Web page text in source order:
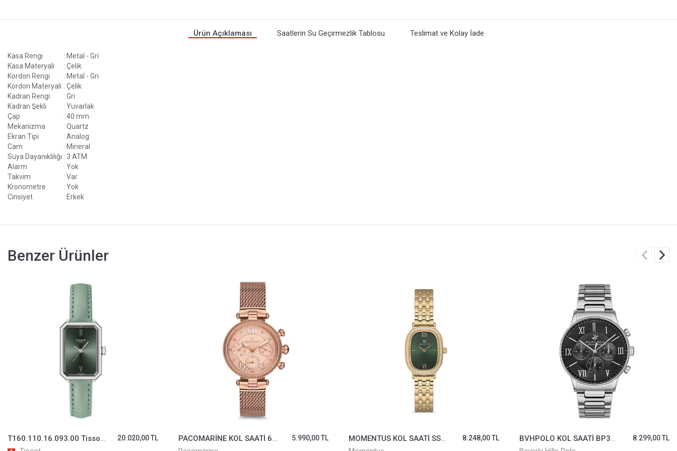
Ürün Açıklaması Saatlerin Su Geçirmezlik Tablosu Teslimat ve Kolay İade
Kasa Rengi
: Metal - Gri
Kasa Materyali
: Çelik
Kordon Rengi
: Metal - Gri
Kordon Materyali : Çelik
Kadran Rengi
: Gri
Kadran Şekli
: Yuvarlak
Çap
: 40 mm
Mekanizma
: Quartz
Ekran Tipi
: Analog
Cam
: Mineral
Suya Dayanıklılığı : 3 ATM
Alarm
: Yok
Takvim
: Var
Kronometre
: Yok
Cinsiyet
: Erkek
Benzer Ürünler
T160.110.16.093.00 Tissot SRV Kadın Kol Saati T1601101609300
20.020,00 TL
PACOMARİNE KOL SAATİ 61200-03
5.990,00 TL
MOMENTUS KOL SAATİ SS224G-15SG
8.248,00 TL
BVHPOLO KOL SAATİ BP3314X.350
8.299,00 TL